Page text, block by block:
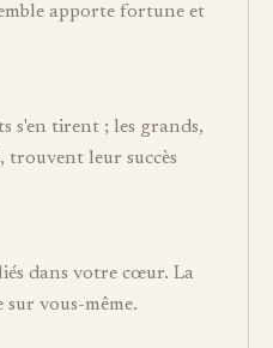
apporte fortune et
s'en tirent ; les grands,
trouvent leur succès
dans votre cœur. La
vous-même.